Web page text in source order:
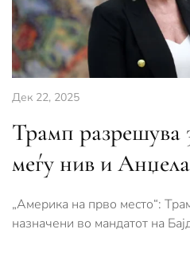
Дек 22, 2025
Трамп разрешува
меѓу нив и
„Америка на прво место“:
назначени во мандатот на